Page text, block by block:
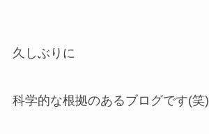
久しぶりに
科学的な根拠のあるブログです(笑)